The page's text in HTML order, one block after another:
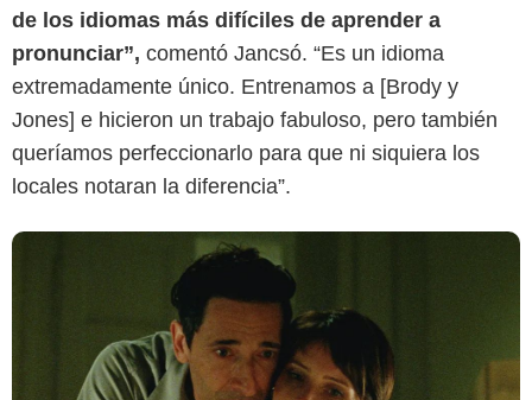
de los idiomas más difíciles de aprender a
pronunciar”, comentó Jancsó. “Es un idioma
extremadamente único. Entrenamos a [Brody y
Jones] e hicieron un trabajo fabuloso, pero también
queríamos perfeccionarlo para que ni siquiera los
locales notaran la diferencia”.